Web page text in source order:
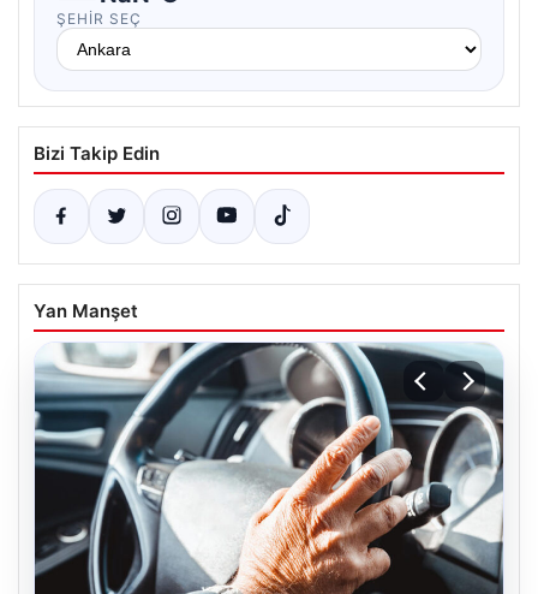
ŞEHIR SEÇ
Bizi Takip Edin
Yan Manşet